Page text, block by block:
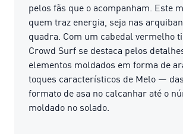
pelos fãs que o acompanham. Este
quem traz energia, seja nas
quadra. Com um cabedal vermelho
Crowd Surf se destaca pelos
elementos moldados em forma de
toques característicos de Melo —
formato de asa no calcanhar até o
moldado no solado.